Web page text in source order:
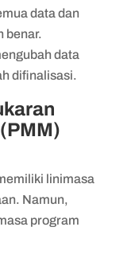
data dan
benar.
data
difinalisasi.
linimasa
Namun,
program